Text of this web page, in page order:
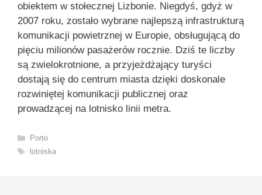
obiektem w stołecznej Lizbonie. Niegdyś, gdyż w
2007 roku, zostało wybrane najlepszą infrastrukturą
komunikacji powietrznej w Europie, obsługującą do
pięciu milionów pasażerów rocznie. Dziś te liczby
są zwielokrotnione, a przyjeżdżający turyści
dostają się do centrum miasta dzięki doskonale
rozwiniętej komunikacji publicznej oraz
prowadzącej na lotnisko linii metra.
Kategorie
Porto
Tagi
lotniska